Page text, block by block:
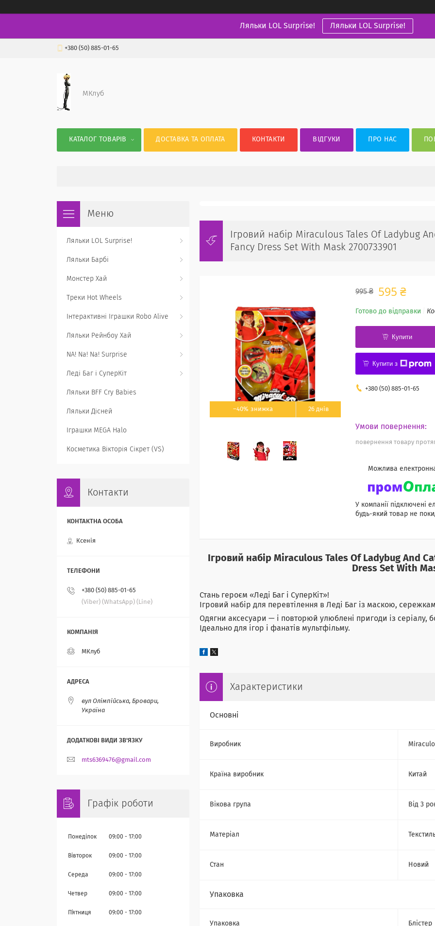
Ляльки LOL Surprise! Ляльки LOL Surprise!
+380 (50) 885-01-65
МКлуб
КАТАЛОГ ТОВАРІВ ДОСТАВКА ТА ОПЛАТА КОНТАКТИ ВІДГУКИ ПРО НАС
Ігровий набір Miraculous Tales Of Ladybug
Fancy Dress Set With Mask 2700733901
–40% 26 днів
995 ₴ 595 ₴
Готово до відправки
Купити
Купити з
+380 (50) 885-01-65
повернення товару
У компанії підключені
будь-який товар не
Ігровий набір Miraculous Tales Of Ladybug And
Dress Set With
Стань героєм «Леді Баг і СуперКіт»!
Ігровий набір для перевтілення в Леді Баг із маскою,
Одягни аксесуари — і повторюй улюблені пригоди із
Ідеально для ігор і фанатів мультфільму.
Характеристики
Основні
Виробник
Країна виробник Китай
Вікова група Від 3
Матеріал
Стан Новий
Упаковка
Упаковка Блістер
Ляльки LOL Surprise!
Ляльки Барбі
Монстер Хай
Треки Hot Wheels
Інтерактивні Іграшки Robo Alive
Ляльки Рейнбоу Хай
NA! Na! Na! Surprise
Леді Баг і СуперКіт
Ляльки BFF Cry Babies
Ляльки Дісней
Іграшки MEGA Halo
Косметика Вікторія Сікрет (VS)
Контакти
Ксенія
+380 (50) 885-01-65
(Viber) (WhatsApp) (Line)
МКлуб
вул Олімпійська, Бровари,
Україна
mts6369476@gmail.com
Графік роботи
Понеділок 09:00 17:00
Вівторок 09:00 17:00
Середа 09:00 17:00
Четвер 09:00 17:00
Пʼятниця 09:00 17:00